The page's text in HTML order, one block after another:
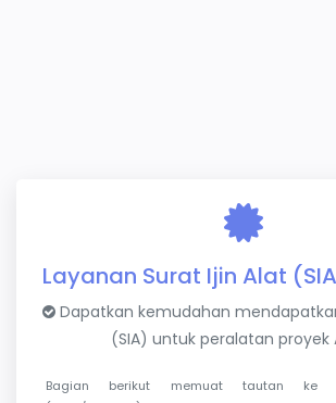
Layanan Surat Ijin Alat
Dapatkan kemudahan
(SIA) untuk peralatan proyek
Bagian berikut memuat tautan ke